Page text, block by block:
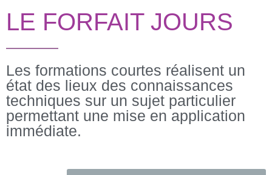
LE FORFAIT JOURS
Les formations courtes réalisent un
état des lieux des connaissances
techniques sur un sujet particulier
permettant une mise en application
immédiate.​